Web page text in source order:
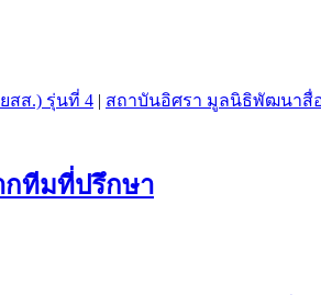
สส.) รุ่นที่ 4 | สถาบันอิศรา มูลนิธิพัฒนาสื่
กทีมที่ปรึกษา